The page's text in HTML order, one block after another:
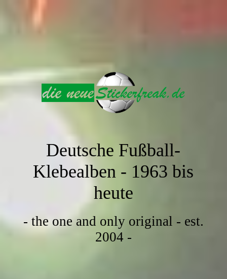
Deutsche Fußball-
Klebealben - 1963 bis
heute
- the one and only original - est.
2004 -